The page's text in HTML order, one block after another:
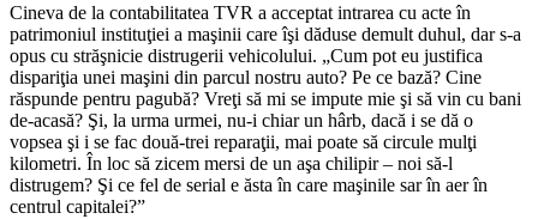
Cineva de la contabilitatea TVR a acceptat intrarea cu acte în
patrimoniul instituţiei a maşinii care îşi dăduse demult duhul, dar s-a
opus cu străşnicie distrugerii vehicolului. „Cum pot eu justifica
dispariţia unei maşini din parcul nostru auto? Pe ce bază? Cine
răspunde pentru pagubă? Vreţi să mi se impute mie şi să vin cu bani
de-acasă? Şi, la urma urmei, nu-i chiar un hârb, dacă i se dă o
vopsea şi i se fac două-trei reparaţii, mai poate să circule mulţi
kilometri. În loc să zicem mersi de un aşa chilipir – noi să-l
distrugem? Şi ce fel de serial e ăsta în care maşinile sar în aer în
centrul capitalei?”